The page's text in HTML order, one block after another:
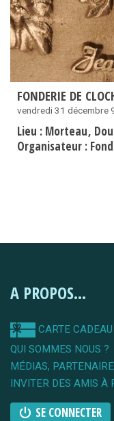
FONDERIE DE
vendredi 31 décembre
Lieu : Morteau
Organisateur :
A PROPOS...
CARTE CADEAU
QUI SOMMES NOUS ?
MÉDIAS,
INVITER DES AMIS À
SE CONNECTER